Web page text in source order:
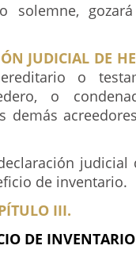
solemne,
JUDICIAL DE
o
o
demás
judicial
de inventario.
III.
DE INVENTARIO